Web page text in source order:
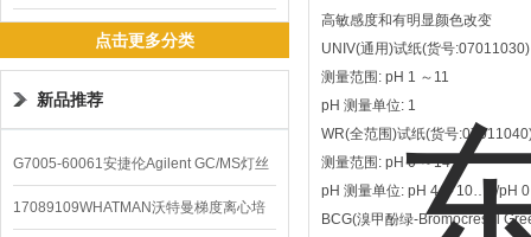
点击更多分类
新品推荐
G7005-60061安捷伦Agilent GC/MS灯丝
配件
17089109WHATMAN沃特曼梯度离心培
高敏感度和有明显颜色改变
UNIV(通用)试纸(货号:07011030)
测量范围: pH 1 ～11
pH 测量单位: 1
WR(全范围)试纸(货号
测量范围: pH 0 ～14
pH 测量单位: pH 4 ～10…1/pH
BCG(溴甲酚绿-Bromocresol